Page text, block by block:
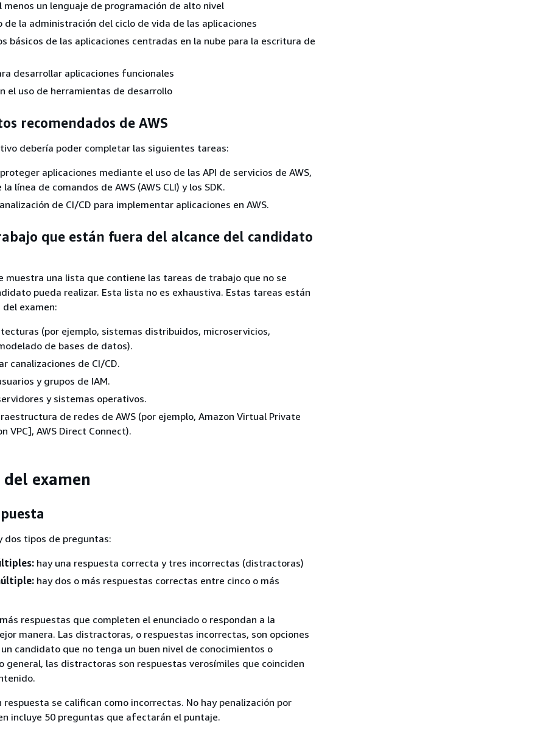
menos un lenguaje de programación de alto nivel
de la administración del ciclo de vida de las aplicaciones
básicos de las aplicaciones centradas en la nube para la escritura de
desarrollar aplicaciones funcionales
el uso de herramientas de desarrollo
recomendados de AWS
debería poder completar las siguientes tareas:
aplicaciones mediante el uso de las API de servicios de AWS,
línea de comandos de AWS (AWS CLI) y los SDK.
de CI/CD para implementar aplicaciones en AWS.
que están fuera del alcance del candidato
muestra una lista que contiene las tareas de trabajo que no se
pueda realizar. Esta lista no es exhaustiva. Estas tareas están
examen:
(por ejemplo, sistemas distribuidos, microservicios,
de bases de datos).
canalizaciones de CI/CD.
y grupos de IAM.
y sistemas operativos.
de redes de AWS (por ejemplo, Amazon Virtual Private
VPC], AWS Direct Connect).
examen
dos tipos de preguntas:
hay una respuesta correcta y tres incorrectas (distractoras)
hay dos o más respuestas correctas entre cinco o más
respuestas que completen el enunciado o respondan a la
manera. Las distractoras, o respuestas incorrectas, son opciones
candidato que no tenga un buen nivel de conocimientos o
general, las distractoras son respuestas verosímiles que coinciden
respuesta se califican como incorrectas. No hay penalización por
incluye 50 preguntas que afectarán el puntaje.